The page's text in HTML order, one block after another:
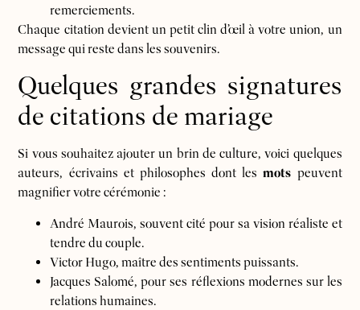
remerciements.
Chaque citation devient un petit clin d’œil à votre union, un
message qui reste dans les souvenirs.
Quelques grandes signatures
de citations de mariage
Si vous souhaitez ajouter un brin de culture, voici quelques
auteurs, écrivains et philosophes dont lesmots peuvent
magnifier votre cérémonie :
André Maurois, souvent cité pour sa vision réaliste et
tendre du couple.
Victor Hugo, maître des sentiments puissants.
Jacques Salomé, pour ses réflexions modernes sur les
relations humaines.